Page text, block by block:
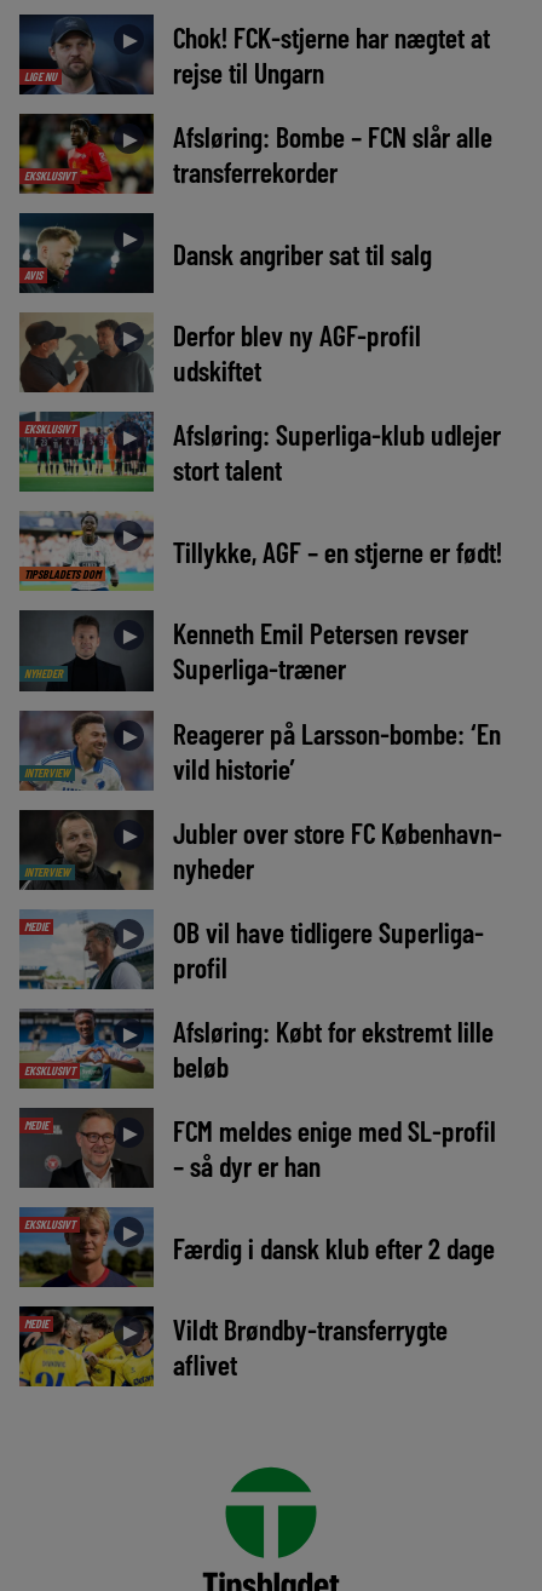
LIGE NU
►
Chok! FCK-stjerne har nægtet at
rejse til Ungarn
EKSKLUSIVT
►
Afsløring: Bombe – FCN slår alle
transferrekorder
AVIS
► Dansk angriber sat til salg
►
Derfor blev ny AGF-profil
udskiftet
EKSKLUSIVT ►
Afsløring: Superliga-klub udlejer
stort talent
TIPSBLADETS DOM
► Tillykke, AGF – en stjerne er født!
NYHEDER
►
Kenneth Emil Petersen revser
Superliga-træner
INTERVIEW
►
Reagerer på Larsson-bombe: ‘En
vild historie’
INTERVIEW
►
Jubler over store FC København-
nyheder
MEDIE ►
OB vil have tidligere Superliga-
profil
EKSKLUSIVT
►
Afsløring: Købt for ekstremt lille
beløb
MEDIE ►
FCM meldes enige med SL-profil
– så dyr er han
EKSKLUSIVT ► Færdig i dansk klub efter 2 dage
MEDIE ►
Vildt Brøndby-transferrygte
aflivet